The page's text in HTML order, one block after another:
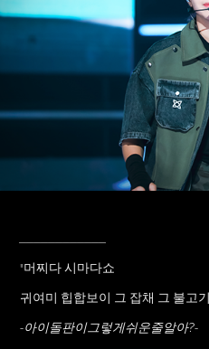
"머찌다 시마다쇼
귀여미 힙합보이 그 잡채 그 불고
-아이돌판이그렇게쉬운줄알아?-